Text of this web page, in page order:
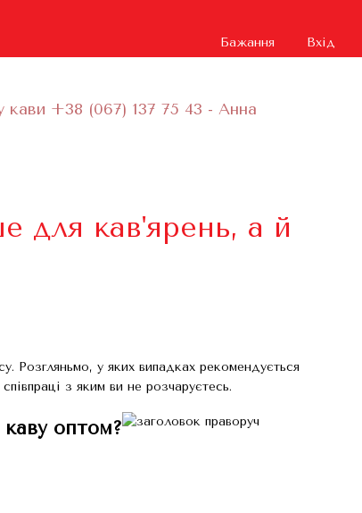
Бажання Вхід
кави +38 (067) 137 75 43 - Анна
для кав'ярень, а й
Розгляньмо, у яких випадках рекомендується
з яким ви не розчаруєтесь.
каву оптом?